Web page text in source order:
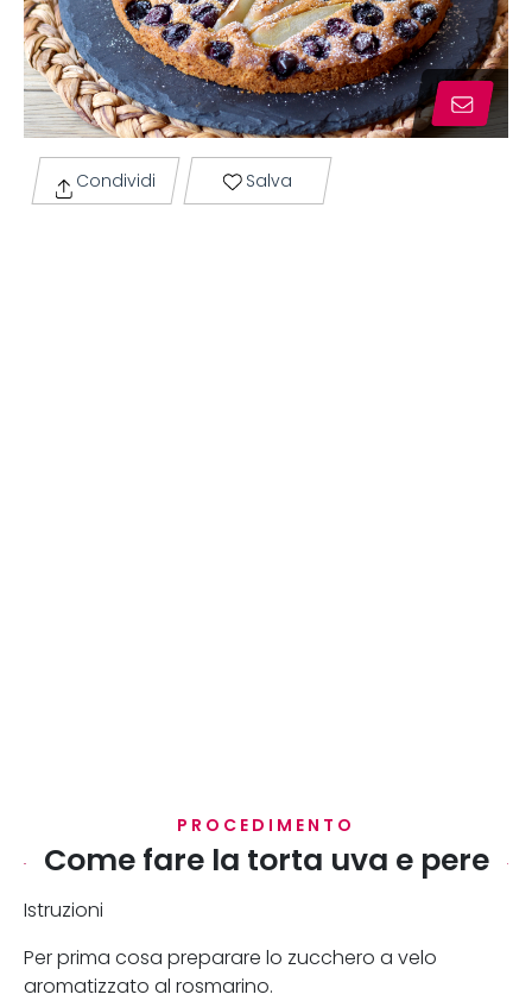
Condividi Salva
PROCEDIMENTO
Come fare la torta uva e pere
Istruzioni
Per prima cosa preparare lo zucchero a velo
aromatizzato al rosmarino.